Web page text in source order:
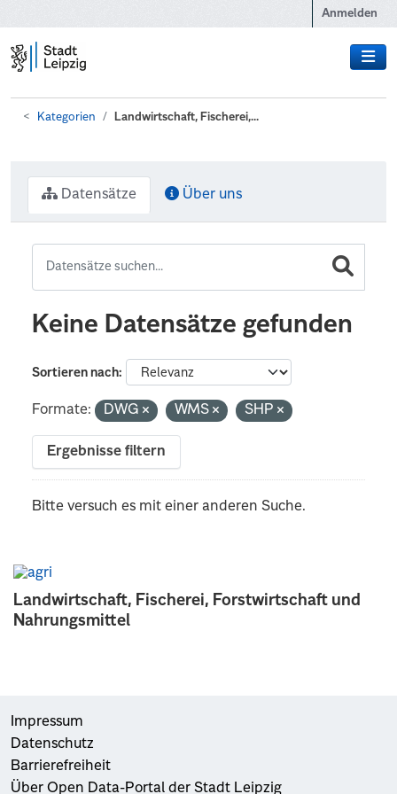
Anmelden
Kategorien Landwirtschaft, Fischerei,...
Landwirtschaft, Fischerei, Forstwirtschaft und
Nahrungsmittel
Datensätze Über uns
Keine Datensätze gefunden
Sortieren nach
Formate: DWG WMS SHP
Ergebnisse filtern
Bitte versuch es mit einer anderen Suche.
Impressum
Datenschutz
Barrierefreiheit
Über Open Data-Portal der Stadt Leipzig